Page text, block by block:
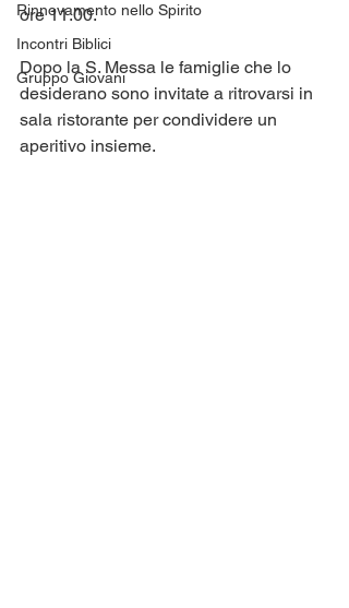
Rinnovamento nello Spirito
Incontri Biblici
Gruppo Giovani
ore 11.00.
Dopo la S. Messa le famiglie che lo
desiderano sono invitate a ritrovarsi in
sala ristorante per condividere un
aperitivo insieme.